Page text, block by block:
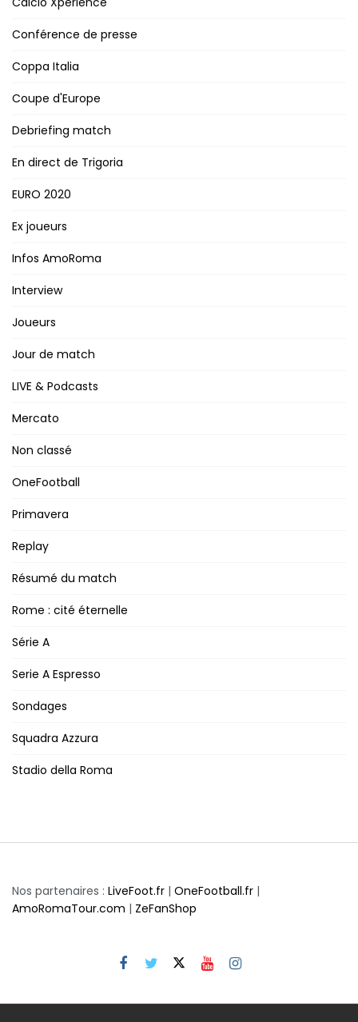
Conférence de presse
Coppa Italia
Coupe d'Europe
Debriefing match
En direct de Trigoria
EURO 2020
Ex joueurs
Infos AmoRoma
Interview
Joueurs
Jour de match
LIVE & Podcasts
Mercato
Non classé
OneFootball
Primavera
Replay
Résumé du match
Rome : cité éternelle
Série A
Serie A Espresso
Sondages
Squadra Azzura
Stadio della Roma
Nos partenaires : LiveFoot.fr | OneFootball.fr |
AmoRomaTour.com | ZeFanShop